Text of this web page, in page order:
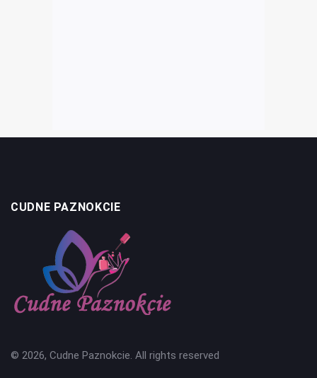
CUDNE PAZNOKCIE
© 2026, Cudne Paznokcie. All rights reserved